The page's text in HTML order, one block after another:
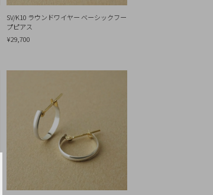
SV/K10 ラウンドワイヤー ベーシックフー
プピアス
¥29,700